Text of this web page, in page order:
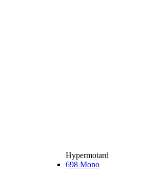
Hypermotard
698 Mono